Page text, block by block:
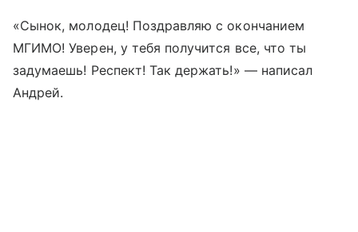
«Сынок, молодец! Поздравляю с окончанием
МГИМО! Уверен, у тебя получится все, что ты
задумаешь! Респект! Так держать!» — написал
Андрей.